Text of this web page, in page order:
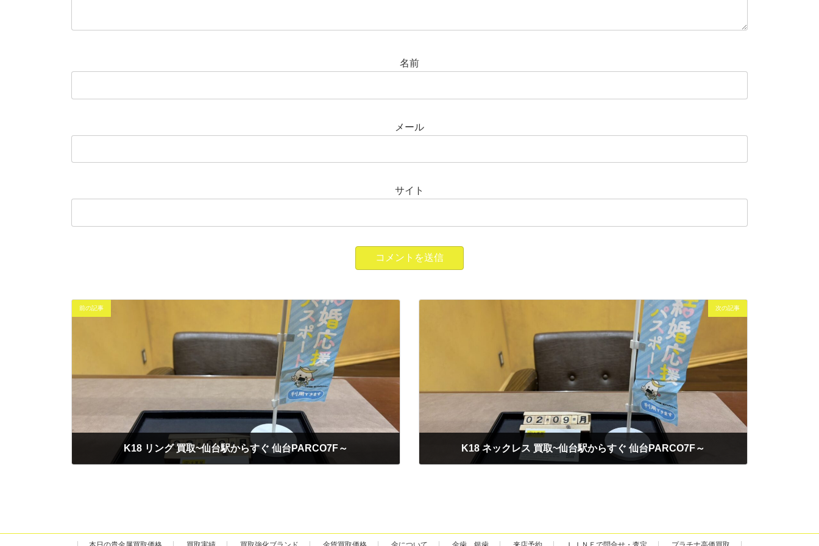
名前
メール
サイト
前の記事
K18 リング 買取~仙台駅からすぐ 仙台PARCO7F～
次の記事
K18 ネックレス 買取~仙台駅からすぐ 仙台PARCO7F～